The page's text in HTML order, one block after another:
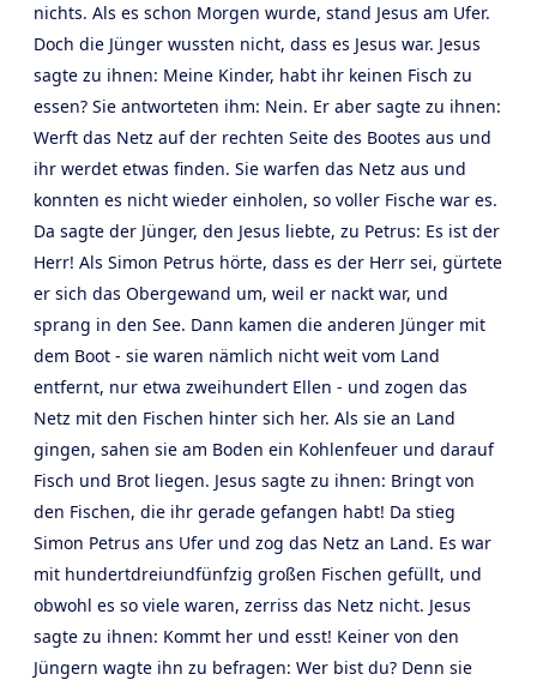
nichts. Als es schon Morgen wurde, stand Jesus am Ufer.
Doch die Jünger wussten nicht, dass es Jesus war. Jesus
sagte zu ihnen: Meine Kinder, habt ihr keinen Fisch zu
essen? Sie antworteten ihm: Nein. Er aber sagte zu ihnen:
Werft das Netz auf der rechten Seite des Bootes aus und
ihr werdet etwas finden. Sie warfen das Netz aus und
konnten es nicht wieder einholen, so voller Fische war es.
Da sagte der Jünger, den Jesus liebte, zu Petrus: Es ist der
Herr! Als Simon Petrus hörte, dass es der Herr sei, gürtete
er sich das Obergewand um, weil er nackt war, und
sprang in den See. Dann kamen die anderen Jünger mit
dem Boot - sie waren nämlich nicht weit vom Land
entfernt, nur etwa zweihundert Ellen - und zogen das
Netz mit den Fischen hinter sich her. Als sie an Land
gingen, sahen sie am Boden ein Kohlenfeuer und darauf
Fisch und Brot liegen. Jesus sagte zu ihnen: Bringt von
den Fischen, die ihr gerade gefangen habt! Da stieg
Simon Petrus ans Ufer und zog das Netz an Land. Es war
mit hundertdreiundfünfzig großen Fischen gefüllt, und
obwohl es so viele waren, zerriss das Netz nicht. Jesus
sagte zu ihnen: Kommt her und esst! Keiner von den
Jüngern wagte ihn zu befragen: Wer bist du? Denn sie